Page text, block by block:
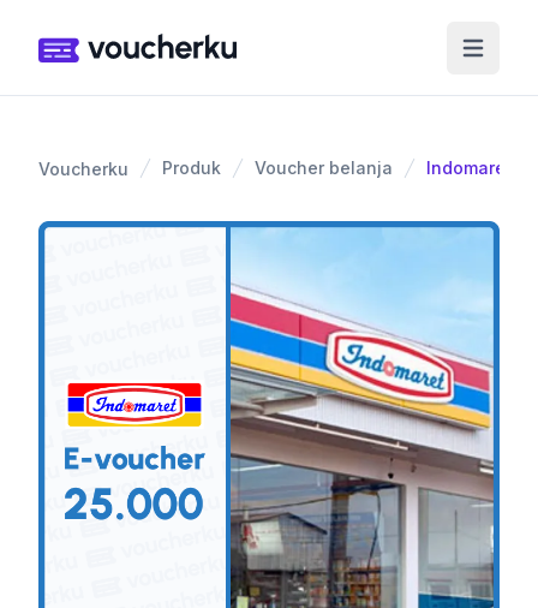
Voucherku Produk Voucher belanja Indomaret